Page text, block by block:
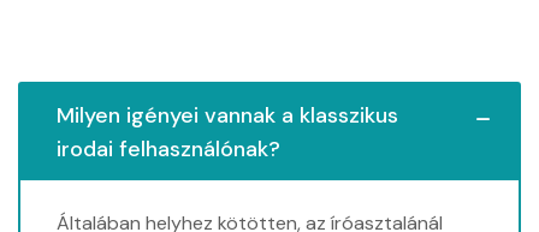
Milyen igényei vannak a klasszikus
irodai felhasználónak?
Általában helyhez kötötten, az íróasztalánál